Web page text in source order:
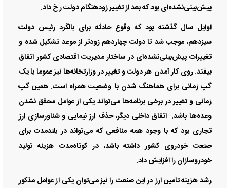
پیش‌بینی‌نشده‌‌‌ای بود که بعد از تغییر زودهنگام دولت رخ داد.
اوایل سال گذشته بود که وقوع حادثه برای بالگرد رئیس دولت
سیزدهم، موجب شد تا دولت چهاردهم زودتر از موعد تشکیل شده و
تغییرات پیش‌بینی‌نشده‌‌‌ای در ساختار مدیریت اقتصادی کشور اتفاق
بیفتد. روی کار آمدن هر دولت و تغییر در وزارتخانه‌‌‌ها نیز عموما با یک
گپ زمانی برای هماهنگ شدن با وضعیت همراه است. همین گپ
زمانی و تغییر در برخی برنامه‌‌‌ها می‌تواند یکی از عوامل محقق نشدن
وعده‌‌‌ها باشد. اتفاق داخلی دیگر، حذف ارز نیمایی و شناورسازی ارز
تجاری بود که با وجود همه منافعی که می‌تواند در بلندمدت برای
صنعت خودروی کشور داشته باشد، در کوتاه‌مدت هزینه تولید
خودروسازان را افزایش داد.
رشد هزینه تامین ارز در این صنعت را نیز می‌توان یکی از عوامل مذکور